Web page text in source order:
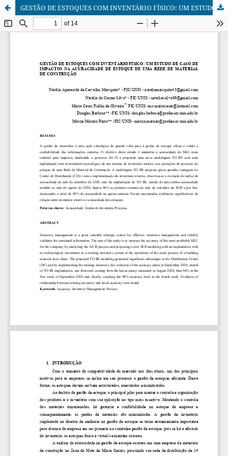
GESTÃO DE ESTOQUES COM INVENTÁRIO FÍSICO: UM ESTUDO DE CASO DE IMPACTOS NA ACURACIDADE DE ESTOQUE DE UMA REDE DE MATERIAL DE CONSTRUÇÃO